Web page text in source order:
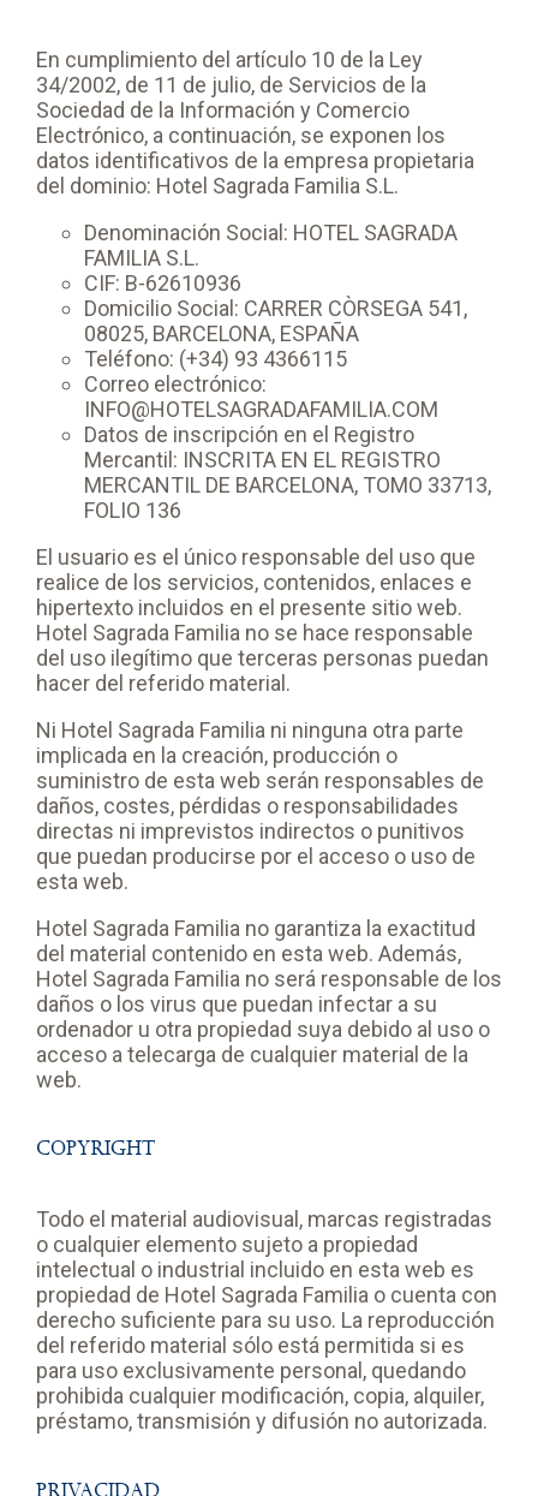
En cumplimiento del artículo 10 de la Ley
34/2002, de 11 de julio, de Servicios de la
Sociedad de la Información y Comercio
Electrónico, a continuación, se exponen los
datos identificativos de la empresa propietaria
del dominio: Hotel Sagrada Familia S.L.
Denominación Social: HOTEL SAGRADA
FAMILIA S.L.
CIF: B-62610936
Domicilio Social: CARRER CÒRSEGA 541,
08025, BARCELONA, ESPAÑA
Teléfono: (+34) 93 4366115
Correo electrónico:
INFO@HOTELSAGRADAFAMILIA.COM
Datos de inscripción en el Registro
Mercantil: INSCRITA EN EL REGISTRO
MERCANTIL DE BARCELONA, TOMO 33713,
FOLIO 136
El usuario es el único responsable del uso que
realice de los servicios, contenidos, enlaces e
hipertexto incluidos en el presente sitio web.
Hotel Sagrada Familia no se hace responsable
del uso ilegítimo que terceras personas puedan
hacer del referido material.
Ni Hotel Sagrada Familia ni ninguna otra parte
implicada en la creación, producción o
suministro de esta web serán responsables de
daños, costes, pérdidas o responsabilidades
directas ni imprevistos indirectos o punitivos
que puedan producirse por el acceso o uso de
esta web.
Hotel Sagrada Familia no garantiza la exactitud
del material contenido en esta web. Además,
Hotel Sagrada Familia no será responsable de los
daños o los virus que puedan infectar a su
ordenador u otra propiedad suya debido al uso o
acceso a telecarga de cualquier material de la
web.
COPYRIGHT
Todo el material audiovisual, marcas registradas
o cualquier elemento sujeto a propiedad
intelectual o industrial incluido en esta web es
propiedad de Hotel Sagrada Familia o cuenta con
derecho suficiente para su uso. La reproducción
del referido material sólo está permitida si es
para uso exclusivamente personal, quedando
prohibida cualquier modificación, copia, alquiler,
préstamo, transmisión y difusión no autorizada.
PRIVACIDAD